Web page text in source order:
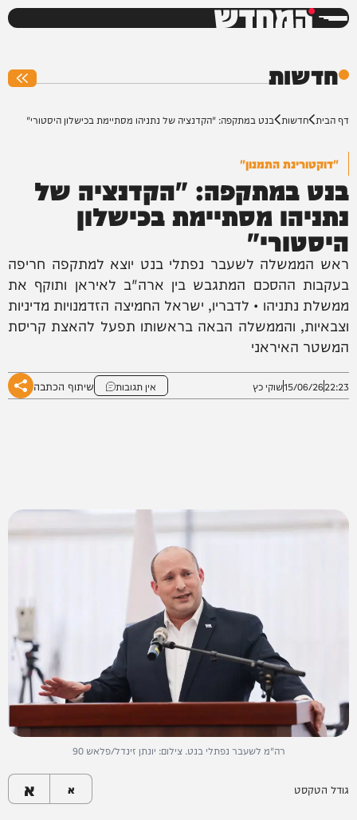
המחדש
חדשות
דף הבית חדשות בנט במתקפה: "הקדנציה של נתניהו מסתיימת בכישלון היסטורי"
"דוקטורינת התמנון"
בנט במתקפה: "הקדנציה של
נתניהו מסתיימת בכישלון
היסטורי"
ראש הממשלה לשעבר נפתלי בנט יוצא למתקפה חריפה
בעקבות ההסכם המתגבש בין ארה"ב לאיראן ותוקף את
ממשלת נתניהו • לדבריו, ישראל החמיצה הזדמנויות מדיניות
וצבאיות, והממשלה הבאה בראשותו תפעל להאצת קריסת
המשטר האיראני
22:23
15/06/26שוקי כץ אין תגובות שיתוף הכתבה
רה"מ לשעבר נפתלי בנט. צילום: יונתן זינדל/פלאש 90
גודל הטקסט א א